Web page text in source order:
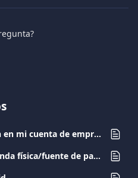
¿Cómo puedo iniciar sesión en mi cuenta de empresa?
¿Cómo puedo crear una tienda física/fuente de pago?